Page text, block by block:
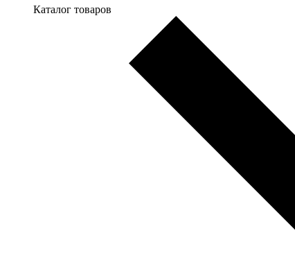
Каталог товаров